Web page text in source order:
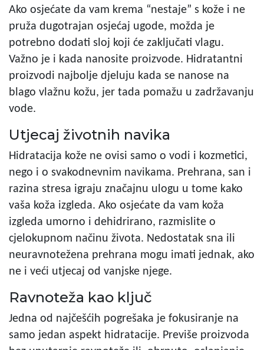
Ako osjećate da vam krema “nestaje” s kože i ne
pruža dugotrajan osjećaj ugode, možda je
potrebno dodati sloj koji će zaključati vlagu.
Važno je i kada nanosite proizvode. Hidratantni
proizvodi najbolje djeluju kada se nanose na
blago vlažnu kožu, jer tada pomažu u zadržavanju
vode.
Utjecaj životnih navika
Hidratacija kože ne ovisi samo o vodi i kozmetici,
nego i o svakodnevnim navikama. Prehrana, san i
razina stresa igraju značajnu ulogu u tome kako
vaša koža izgleda. Ako osjećate da vam koža
izgleda umorno i dehidrirano, razmislite o
cjelokupnom načinu života. Nedostatak sna ili
neuravnotežena prehrana mogu imati jednak, ako
ne i veći utjecaj od vanjske njege.
Ravnoteža kao ključ
Jedna od najčešćih pogrešaka je fokusiranje na
samo jedan aspekt hidratacije. Previše proizvoda